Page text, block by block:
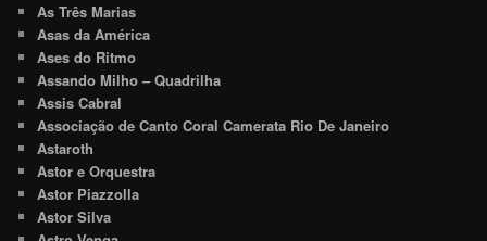
As Três Marias
Asas da América
Ases do Ritmo
Assando Milho – Quadrilha
Assis Cabral
Associação de Canto Coral Camerata Rio De Janeiro
Astaroth
Astor e Orquestra
Astor Piazzolla
Astor Silva